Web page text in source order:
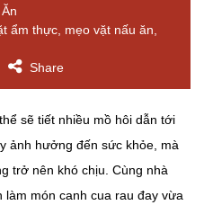
ẩm thực mẹo vặt nấu ăn
Share
sẽ tiết nhiều mồ hôi dẫn tới
ảnh hưởng đến sức khỏe, mà
trở nên khó chịu. Cùng nhà
món canh cua rau đay vừa